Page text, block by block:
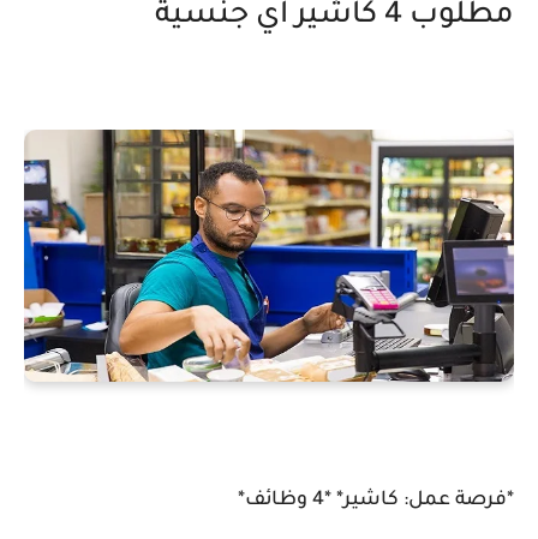
مطلوب 4 كاشير اي جنسية
*فرصة عمل: كاشير* *4 وظائف*